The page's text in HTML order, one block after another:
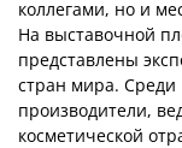
коллегами, но и
На выставочной
представлены
стран мира.
производители,
косметической